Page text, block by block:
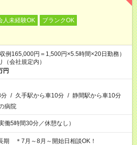
人未経験OK
ブランクOK
例165,000円＝1,500円×5.5時間×20日勤務）
会社規定内）
円
/ 久手駅から車10分 / 静間駅から車10分
病院
働5時間30分／休憩なし）
期 ＊7月～8月～開始日相談OK！